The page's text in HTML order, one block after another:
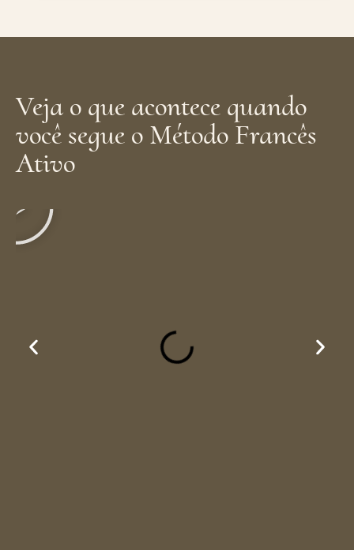
Veja o que acontece quando
você segue o Método Francês
Ativo